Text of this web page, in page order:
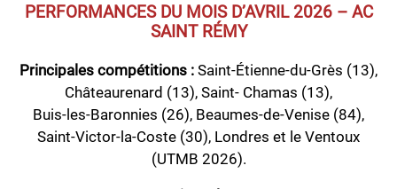
PERFORMANCES DU MOIS D’AVRIL 2026 – AC
SAINT RÉMY
Principales compétitions : Saint‑Étienne‑du‑Grès (13),
Châteaurenard (13), Saint- Chamas (13),
Buis‑les‑Baronnies (26), Beaumes‑de‑Venise (84),
Saint‑Victor‑la‑Coste (30), Londres et le Ventoux
(UTMB 2026).